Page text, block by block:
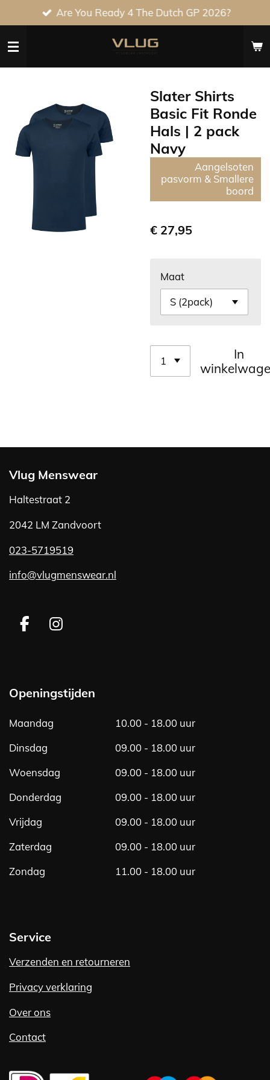
direct
naar
Are You Ready 4 The Dutch GP 2026?
Slater Shirts
Basic Fit Ronde
Hals | 2 pack
Navy
Aangelsoten
pasvorm & Smallere
boord
€ 27,95
Maat
In
Vlug Menswear
Haltestraat 2
2042 LM Zandvoort
023-5719519
info@vlugmenswear.nl
F
b
o
k
I
a
g
Openingstijden
Maandag
10.00 - 18.00 uur
Dinsdag
09.00 - 18.00 uur
Woensdag
09.00 - 18.00 uur
Donderdag
09.00 - 18.00 uur
Vrijdag
09.00 - 18.00 uur
Zaterdag
09.00 - 18.00 uur
Zondag
11.00 - 18.00 uur
Service
Verzenden en retourneren
Privacy verklaring
Over ons
Contact